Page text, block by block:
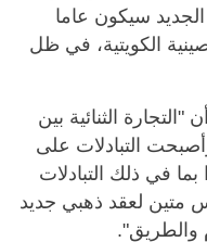
سيكون عاما
الكويتية، في ظل
الثنائية بين
التبادلات على
في ذلك التبادلات
متين لعقد ذهبي جديد
والطريق".